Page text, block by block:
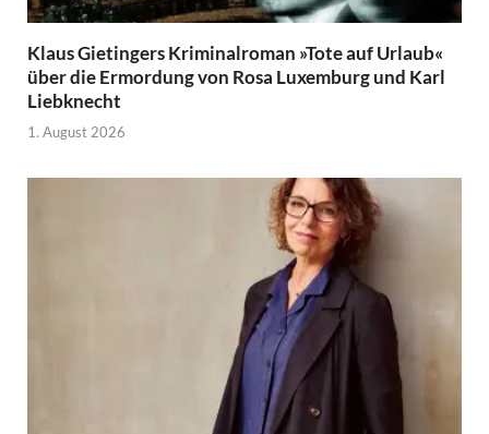
Klaus Gietingers Kriminalroman »Tote auf Urlaub«
über die Ermordung von Rosa Luxemburg und Karl
Liebknecht
1. August 2026